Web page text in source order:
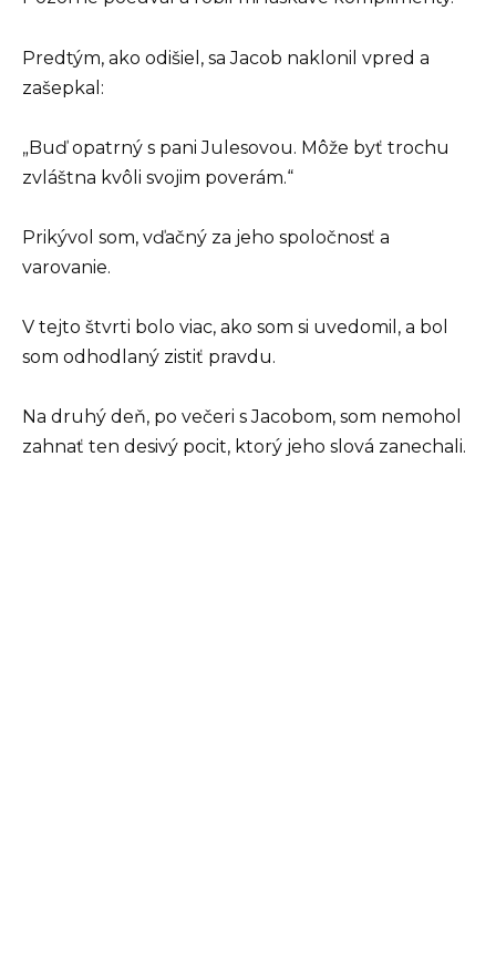
Predtým, ako odišiel, sa Jacob naklonil vpred a
zašepkal:
„Buď opatrný s pani Julesovou. Môže byť trochu
zvláštna kvôli svojim poverám.“
Prikývol som, vďačný za jeho spoločnosť a
varovanie.
V tejto štvrti bolo viac, ako som si uvedomil, a bol
som odhodlaný zistiť pravdu.
Na druhý deň, po večeri s Jacobom, som nemohol
zahnať ten desivý pocit, ktorý jeho slová zanechali.